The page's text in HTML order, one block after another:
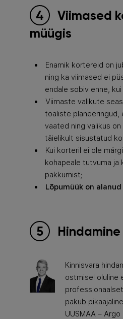
Viimased
müügis
Enamik kortereid on
ning ka viimased ei
endale sobiv enne,
Viimaste valikute
toaliste planeeringud,
vaated ning valikus
täielikult sisustatud
Kui korteril ei ole
kohapeale tutvuma ja
pakkumist;
Lõpumüük on alanud
Hindamine
Kinnisvara
ostmisel oluline
pakub
UUSMAA – Argo